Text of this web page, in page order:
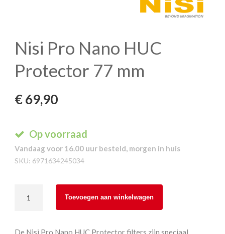
Nisi Pro Nano HUC
Protector 77 mm
€69,90
Op voorraad
Vandaag voor 16.00 uur besteld, morgen in huis
SKU: 6971634245034
HUC
Toevoegen aan winkelwagen
De Nisi Pro Nano HUC Protector filters zijn speciaal